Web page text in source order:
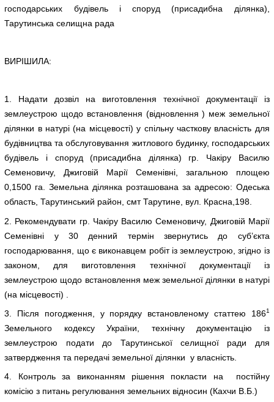
господарських будівель і споруд (присадибна ділянка),
Тарутинська селищна рада
ВИРІШИЛА:
1. Надати дозвіл на виготовлення технічної документації із
землеустрою щодо встановлення (відновлення ) меж земельної
ділянки в натурі (на місцевості) у спільну часткову власність для
будівництва та обслуговування житлового будинку, господарських
будівель і споруд (присадибна ділянка) гр. Чакіру Василю
Семеновичу, Джиговій Марії Семенівні, загальною площею
0,1500 га. Земельна ділянка розташована за адресою: Одеська
область, Тарутинський район, смт Тарутине, вул. Красна,198.
2. Рекомендувати гр. Чакіру Василю Семеновичу, Джиговій Марії
Семенівні у 30 денний термін звернутись до суб’єкта
господарювання, що є виконавцем робіт із землеустрою, згідно із
законом, для виготовлення технічної документації із
землеустрою щодо встановлення меж земельної ділянки в натурі
(на місцевості) .
3. Після погодження, у порядку встановленому статтею 1861
Земельного кодексу України, технічну документацію із
землеустрою подати до Тарутинської селищної ради для
затвердження та передачі земельної ділянки у власність.
4. Контроль за виконанням рішення покласти на постійну
комісію з питань регулювання земельних відносин (Кахчи В.Б.)